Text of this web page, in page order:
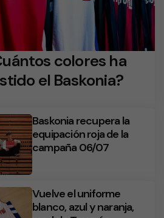
colores ha
el Baskonia?
Baskonia recupera la
equipación roja de la
campaña 06/07
Vuelve el uniforme
blanco, azul y naranja,